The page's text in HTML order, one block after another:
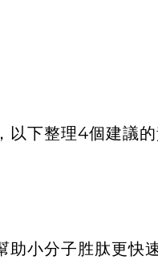
下整理4個建議
小分子胜肽更快